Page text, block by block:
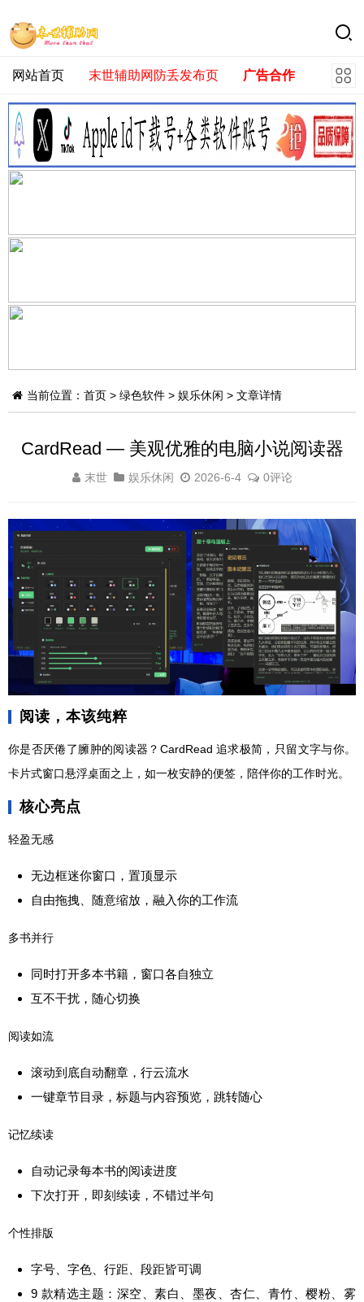
网站首页 末世辅助网防丢发布页 广告合作
当前位置： 首页 > 绿色软件 > 娱乐休闲 > 文章详情
CardRead — 美观优雅的电脑小说阅读器
末世 娱乐休闲 2026-6-4 0评论
阅读，本该纯粹
你是否厌倦了臃肿的阅读器？CardRead 追求极简，只留文字与你。
卡片式窗口悬浮桌面之上，如一枚安静的便签，陪伴你的工作时光。
核心亮点
轻盈无感
无边框迷你窗口，置顶显示
自由拖拽、随意缩放，融入你的工作流
多书并行
同时打开多本书籍，窗口各自独立
互不干扰，随心切换
阅读如流
滚动到底自动翻章，行云流水
一键章节目录，标题与内容预览，跳转随心
记忆续读
自动记录每本书的阅读进度
下次打开，即刻续读，不错过半句
个性排版
字号、字色、行距、段距皆可调
9 款精选主题：深空、素白、墨夜、杏仁、青竹、樱粉、雾